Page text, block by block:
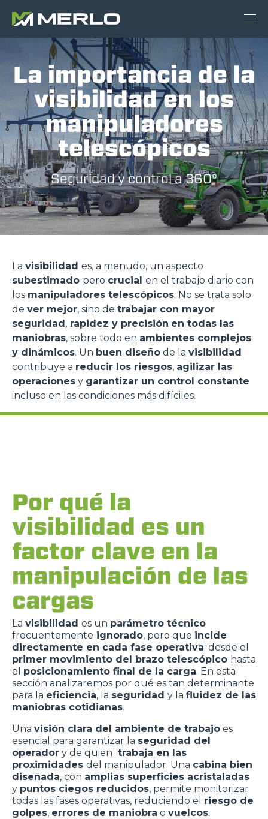
La importancia de la
visibilidad en los
manipuladores
telescópicos
Seguridad y control a 360°
La visibilidad es, a menudo, un aspecto
subestimado pero crucial en el trabajo diario con
los manipuladores telescópicos. No se trata solo
de ver mejor, sino de trabajar con mayor
seguridad, rapidez y precisión en todas las
maniobras, sobre todo en ambientes complejos
y dinámicos. Un buen diseño de la visibilidad
contribuye a reducir los riesgos, agilizar las
operaciones y garantizar un control constante
incluso en las condiciones más difíciles.
Por qué la
visibilidad es un
factor clave en la
manipulación de las
cargas
La visibilidad es un parámetro técnico
frecuentemente ignorado, pero que incide
directamente en cada fase operativa: desde el
primer movimiento del brazo telescópico hasta
el posicionamiento final de la carga. En esta
sección analizaremos por qué es tan determinante
para la eficiencia, la seguridad y la fluidez de las
maniobras cotidianas.
Una visión clara del ambiente de trabajo es
esencial para garantizar la seguridad del
operador y de quien trabaja en las
proximidades del manipulador. Una cabina bien
diseñada, con amplias superficies acristaladas
y puntos ciegos reducidos, permite monitorizar
todas las fases operativas, reduciendo el riesgo de
golpes, errores de maniobra o vuelcos.